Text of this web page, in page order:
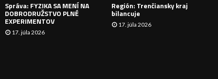
Správa: FYZIKA SA MENÍ NA
DOBRODRUŽSTVO PLNÉ
EXPERIMENTOV
17. júla 2026
Región: Trenčiansky kraj
bilancuje
17. júla 2026